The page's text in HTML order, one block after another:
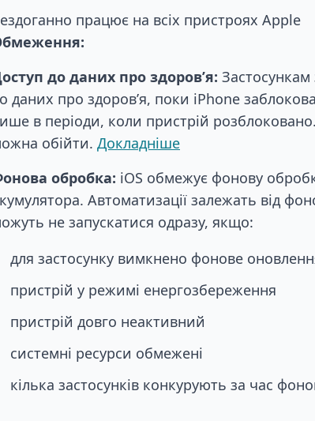
працює на всіх пристроях Apple
до даних про здоров’я:
даних про здоров’я, поки iPhone
в періоди, коли пристрій
обійти. Докладніше
обробка: iOS обмежує фонову
Автоматизації залежать від
не запускатися одразу, якщо:
для застосунку вимкнено фонове
пристрій у режимі енергозбереження
пристрій довго неактивний
системні ресурси обмежені
кілька застосунків конкурують за час